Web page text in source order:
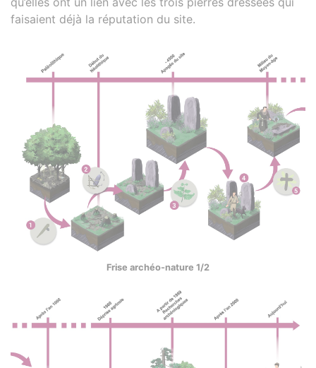
faisaient déjà la réputation du site.
Frise archéo-nature 1/2